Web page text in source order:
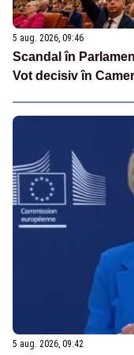
5 aug. 2026, 09:46
Scandal în
Vot decisiv în
5 aug. 2026, 09:42